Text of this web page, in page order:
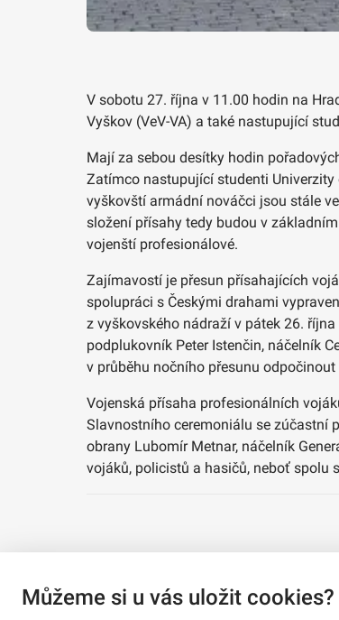
V sobotu 27. října v 11.00 hodin na
Vyškov (VeV-VA) a také nastupující
Mají za sebou desítky hodin
Zatímco nastupující studenti Univerzity
vyškovští armádní nováčci jsou stále
složení přísahy tedy budou v
vojenští profesionálové.
Zajímavostí je přesun přísahajících
spolupráci s Českými drahami
z vyškovského nádraží v pátek 26.
podplukovník Peter Istenčin, náčelník
v průběhu nočního přesunu
Vojenská přísaha profesionálních
Slavnostního ceremoniálu se zúčastní
obrany Lubomír Metnar, náčelník
vojáků, policistů a hasičů, neboť spolu
Můžeme si u vás uložit cookies?